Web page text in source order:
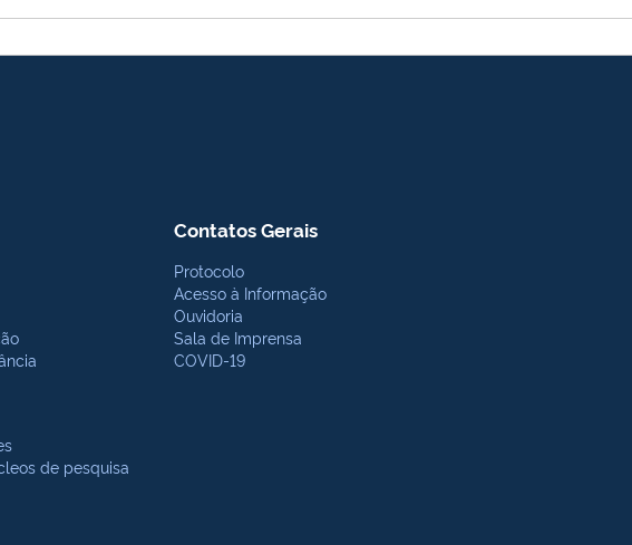
de pesquisa
Contatos Gerais
Protocolo
Acesso à Informação
Ouvidoria
Sala de Imprensa
COVID-19